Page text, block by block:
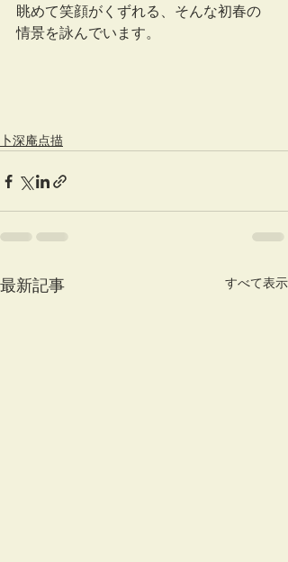
眺めて笑顔がくずれる、そんな初春の
情景を詠んでいます。
卜深庵点描
最新記事 すべて表示